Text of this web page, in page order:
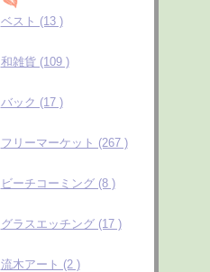
ベスト (13 )
和雑貨 (109 )
バック (17 )
フリーマーケット (267 )
ビーチコーミング (8 )
グラスエッチング (17 )
流木アート (2 )